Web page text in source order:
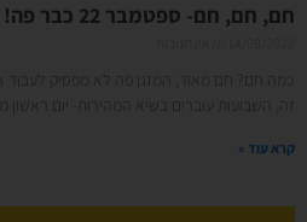
חם, חם, חם- ספטמבר 22 כבר פה!
כמה חם? חם מאוד, המזגן פה לא מפסיק לעבוד
זה, השבועות עוברים בשיא המהירות- יום ראשון
קרא עוד »